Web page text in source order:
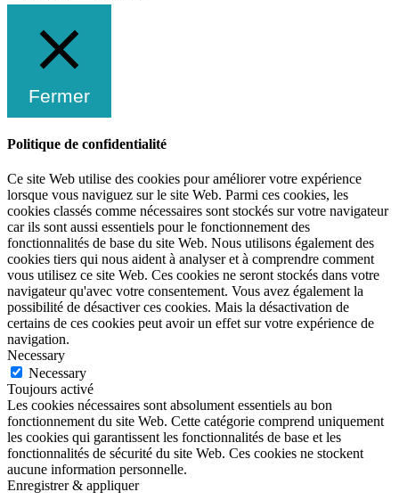
Fermer
Politique de confidentialité
Ce site Web utilise des cookies pour améliorer votre expérience
lorsque vous naviguez sur le site Web. Parmi ces cookies, les
cookies classés comme nécessaires sont stockés sur votre navigateur
car ils sont aussi essentiels pour le fonctionnement des
fonctionnalités de base du site Web. Nous utilisons également des
cookies tiers qui nous aident à analyser et à comprendre comment
vous utilisez ce site Web. Ces cookies ne seront stockés dans votre
navigateur qu'avec votre consentement. Vous avez également la
possibilité de désactiver ces cookies. Mais la désactivation de
certains de ces cookies peut avoir un effet sur votre expérience de
navigation.
Necessary
Necessary
Toujours activé
Les cookies nécessaires sont absolument essentiels au bon
fonctionnement du site Web. Cette catégorie comprend uniquement
les cookies qui garantissent les fonctionnalités de base et les
fonctionnalités de sécurité du site Web. Ces cookies ne stockent
aucune information personnelle.
Enregistrer & appliquer